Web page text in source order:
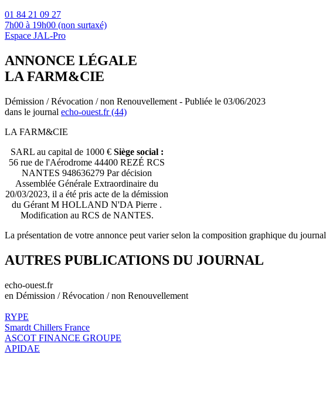
01 84 21 09 27
7h00 à 19h00 (non surtaxé)
Espace JAL-Pro
ANNONCE LÉGALE
LA FARM&CIE
Démission / Révocation / non Renouvellement - Publiée le 03/06/2023
dans le journal echo-ouest.fr (44)
LA FARM&CIE
SARL au capital de 1000 € Siège social :
56 rue de l'Aérodrome 44400 REZÉ RCS
NANTES 948636279 Par décision
Assemblée Générale Extraordinaire du
20/03/2023, il a été pris acte de la démission
du Gérant M HOLLAND N'DA Pierre .
Modification au RCS de NANTES.
La présentation de votre annonce peut varier selon la composition graphique du journal
AUTRES PUBLICATIONS DU JOURNAL
echo-ouest.fr
en Démission / Révocation / non Renouvellement
RYPE
Smardt Chillers France
ASCOT FINANCE GROUPE
APIDAE